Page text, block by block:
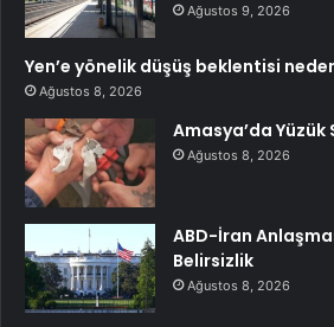
Ağustos 9, 2026
Yen’e yönelik düşüş beklentisi
Ağustos 8, 2026
Amasya’da Yüzük
Ağustos 8, 2026
ABD-İran
Belirsizlik
Ağustos 8, 2026